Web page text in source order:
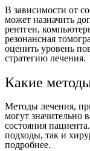
В зависимости от
может назначить
рентген,
резонансная
оценить уровень
стратегию лечения.
Какие
Методы лечения,
могут значительно
состояния
подходы, так и
подробнее.